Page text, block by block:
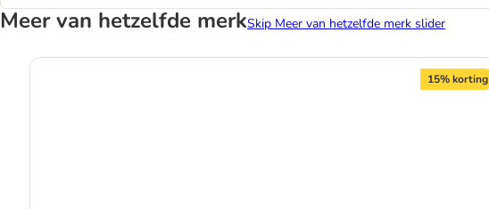
Meer van hetzelfde merkSkip Meer van hetzelfde merk slider
15% korting